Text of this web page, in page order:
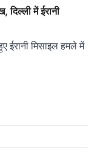
दिल्ली में ईरानी
ईरानी मिसाइल हमले में